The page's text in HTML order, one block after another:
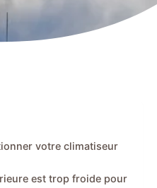
votre climatiseur
est trop froide pour